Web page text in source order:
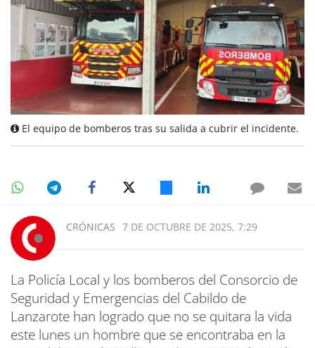
El equipo de bomberos tras su salida a cubrir el incidente.
CRÓNICAS 7 DE OCTUBRE DE 2025, 7:29
La Policía Local y los bomberos del Consorcio de
Seguridad y Emergencias del Cabildo de
Lanzarote han logrado que no se quitara la vida
este lunes un hombre que se encontraba en la